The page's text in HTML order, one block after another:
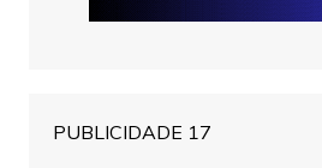
PUBLICIDADE 17